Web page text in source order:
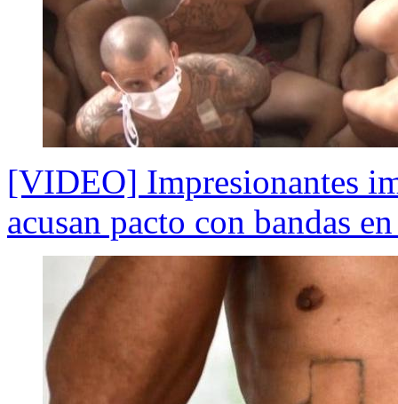
[VIDEO] Impresionantes
acusan pacto con bandas